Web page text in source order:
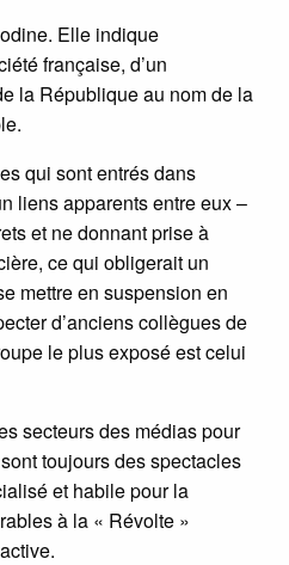
Elle indique
française, d’un
la République au nom de la
qui sont entrés dans
liens apparents entre eux –
et ne donnant prise à
ce qui obligerait un
mettre en suspension en
d’anciens collègues de
le plus exposé est celui
secteurs des médias pour
toujours des spectacles
et habile pour la
à la « Révolte »